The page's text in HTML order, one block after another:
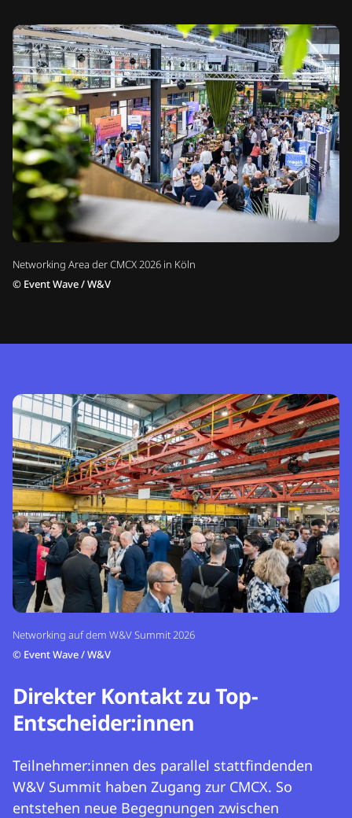
Networking Area der CMCX 2026 in Köln
© Event Wave / W&V
Networking auf dem W&V Summit 2026
© Event Wave / W&V
Direkter Kontakt zu Top-
Entscheider:innen
Teilnehmer:innen des parallel stattfindenden
W&V Summit haben Zugang zur CMCX. So
entstehen neue Begegnungen zwischen